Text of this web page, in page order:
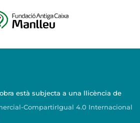
està subjecta a una llicència de
CompartirIgual 4.0 Internacional